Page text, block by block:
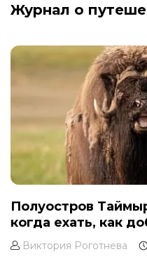
Журнал о
Полуостров
когда ехать, как
Виктория Роготнева